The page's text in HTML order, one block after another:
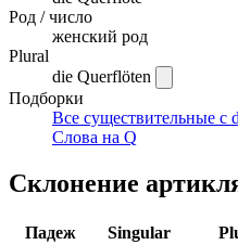
Род / число
женский род
Plural
die Querflöten
Подборки
Все существительные с
Слова на Q
Склонение
Падеж Singular